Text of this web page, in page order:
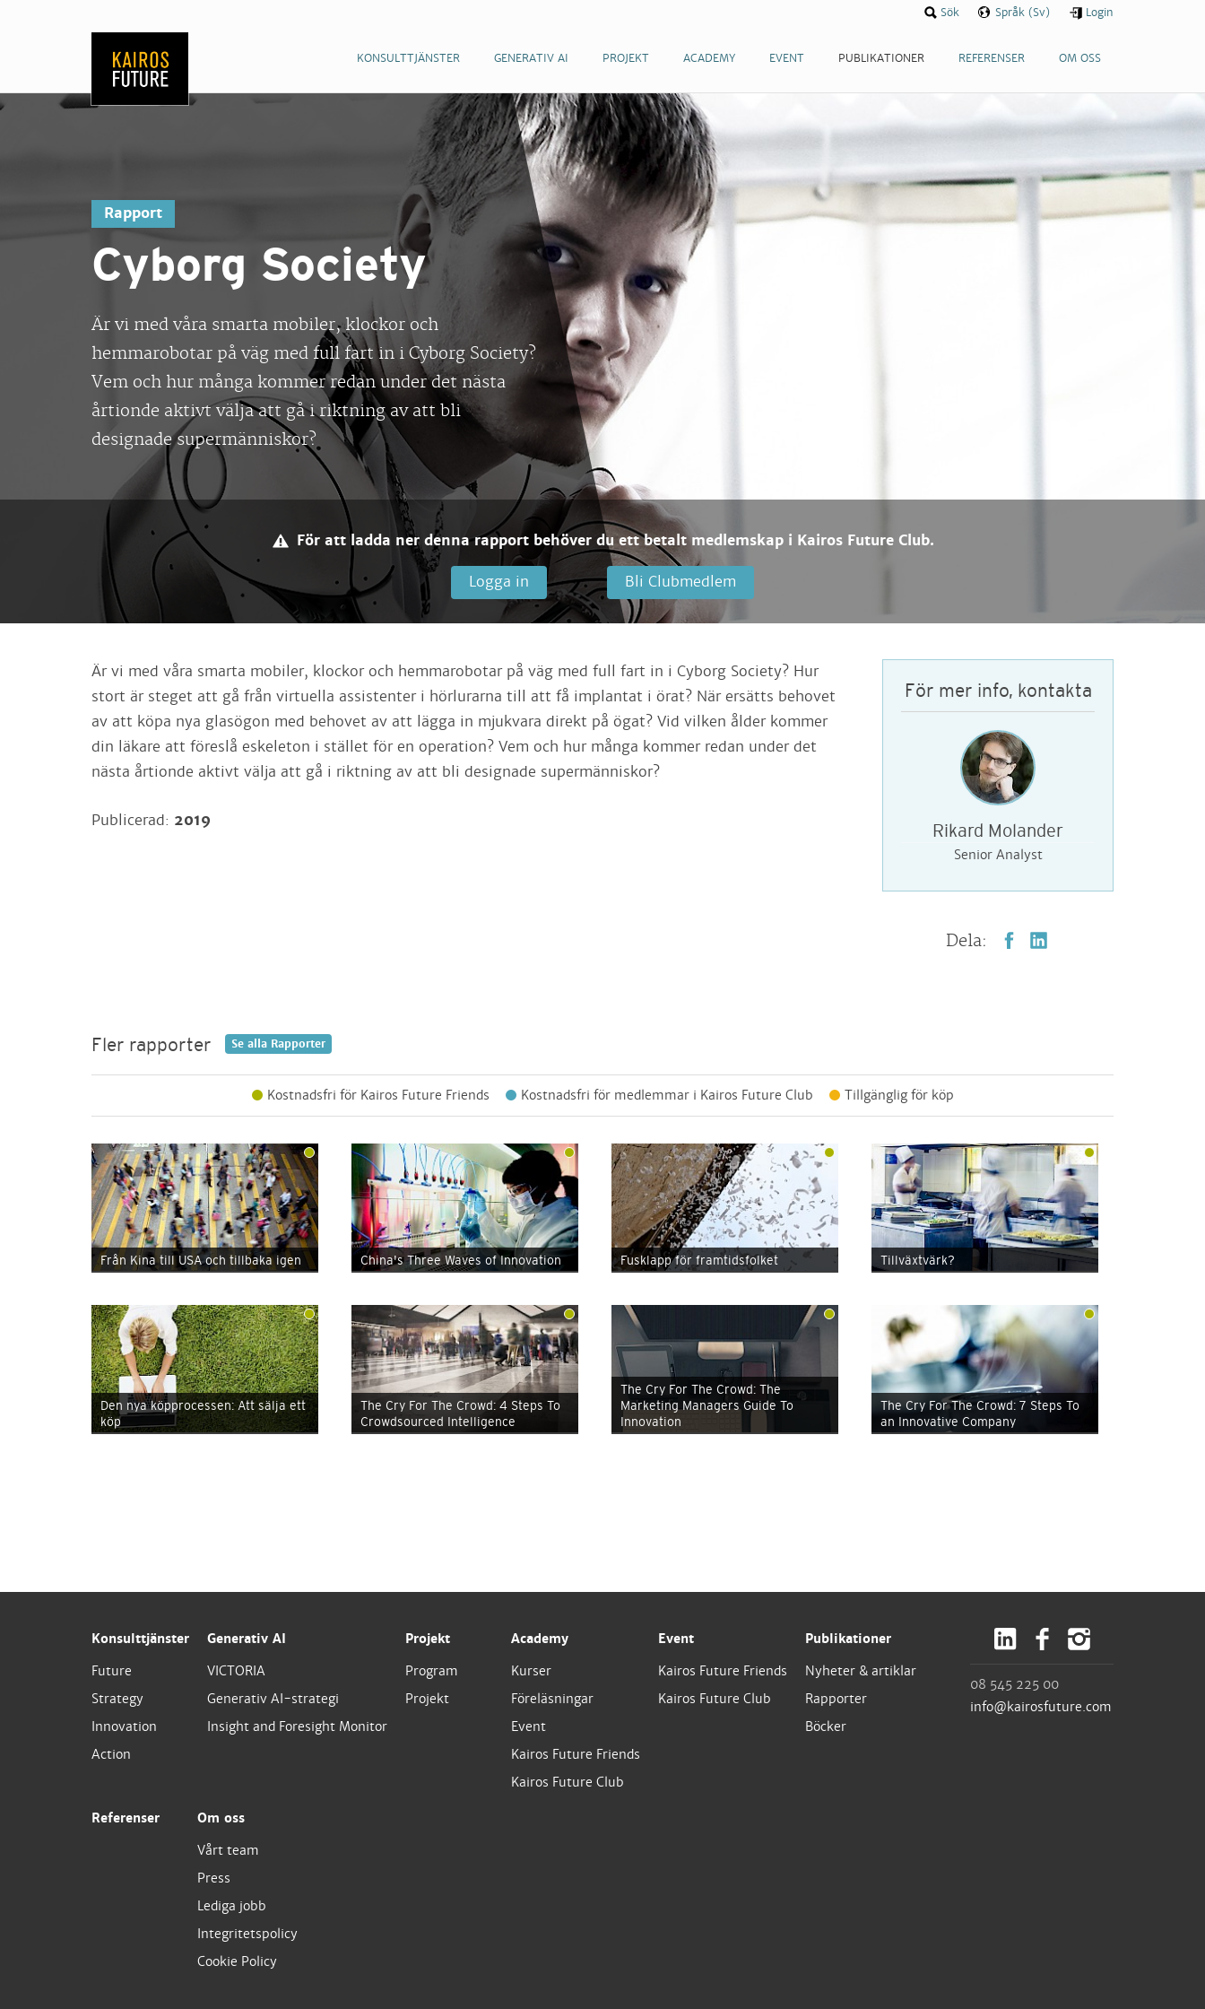
KONSULTTJÄNSTER GENERATIV AI PROJEKT ACADEMY EVENT PUBLIKATIONER REFERENSER OM OSS
Sök Språk (Sv) Login
Rapport
Cyborg Society
Är vi med våra smarta mobiler, klockor och
hemmarobotar på väg med full fart in i Cyborg Society?
Vem och hur många kommer redan under det nästa
årtionde aktivt välja att gå i riktning av att bli
designade supermänniskor?
För att ladda ner denna rapport behöver du ett betalt medlemskap i Kairos Future Club.
Logga in Bli Clubmedlem
Är vi med våra smarta mobiler, klockor och hemmarobotar på väg med full fart in i Cyborg Society? Hur
stort är steget att gå från virtuella assistenter i hörlurarna till att få implantat i örat? När ersätts behovet
av att köpa nya glasögon med behovet av att lägga in mjukvara direkt på ögat? Vid vilken ålder kommer
din läkare att föreslå eskeleton i stället för en operation? Vem och hur många kommer redan under det
nästa årtionde aktivt välja att gå i riktning av att bli designade supermänniskor?
Publicerad: 2019
För mer info, kontakta
Rikard Molander
Senior Analyst
Dela:
Fler rapporter Se alla Rapporter
Kostnadsfri för Kairos Future Friends Kostnadsfri för medlemmar i Kairos Future Club Tillgänglig för köp
Från Kina till USA och tillbaka igen China's Three Waves of Innovation Fusklapp för framtidsfolket Tillväxtvärk?
Den nya köpprocessen: Att sälja ett
köp
The Cry For The Crowd: 4 Steps To
Crowdsourced Intelligence
The Cry For The Crowd: The
Marketing Managers Guide To
Innovation
The Cry For The Crowd: 7 Steps To
an Innovative Company
Konsulttjänster
Future
Strategy
Innovation
Action
Generativ AI
VICTORIA
Generativ AI-strategi
Insight and Foresight Monitor
Projekt
Program
Projekt
Academy
Kurser
Föreläsningar
Event
Kairos Future Friends
Kairos Future Club
Event
Kairos Future Friends
Kairos Future Club
Publikationer
Nyheter & artiklar
Rapporter
Böcker
Referenser
Om oss
Vårt team
Press
Lediga jobb
Integritetspolicy
Cookie Policy
08 545 225 00
info@kairosfuture.com